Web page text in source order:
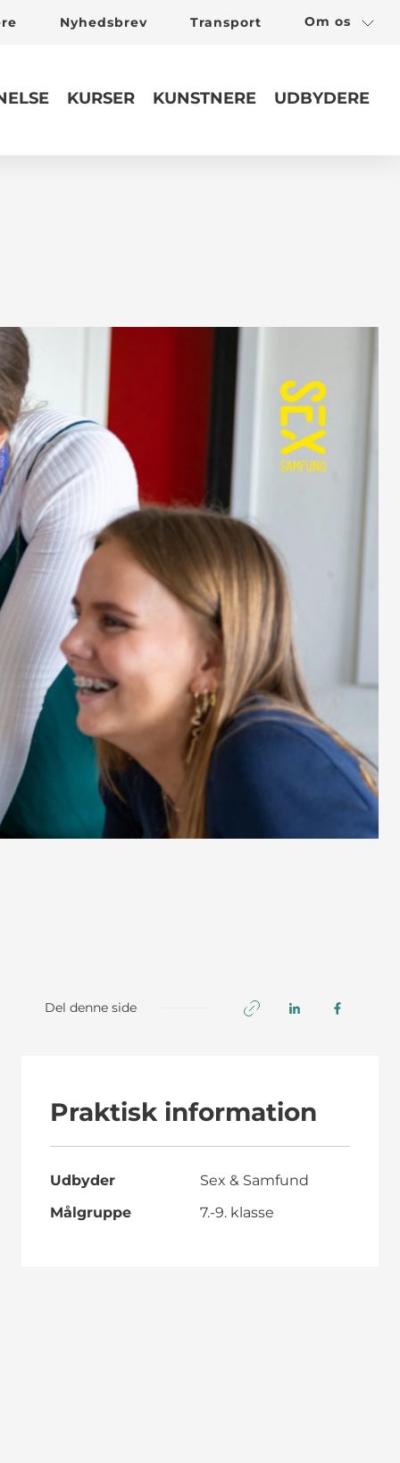
Nyhedsbrev Transport Om os
KURSER KUNSTNERE UDBYDERE
Del denne side
Praktisk information
Udbyder
Sex & Samfund
Målgruppe
7.-9. klasse